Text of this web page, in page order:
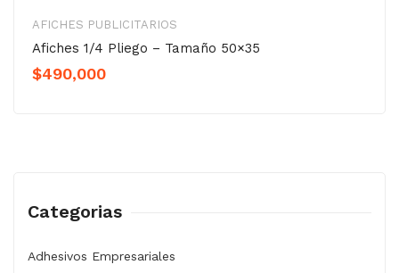
CONTÁCTENOS
AFICHES PUBLICITARIOS
Afiches 1/4 Pliego – Tamaño 50×35
$490,000
Categorias
Adhesivos Empresariales